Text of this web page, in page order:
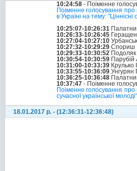
10:24:58 - Поіменне
Поіменне голосування
в Україні на тему:
10:25:07-10:26:31
10:26:33-10:26:45
10:27:04-10:27:10
10:27:32-10:29:29 Спориш
10:29:33-10:30:52 Подоляк
10:30:54-10:30:59
10:31:00-10:33:39 Крулько
10:33:55-10:36:09 Унгурян
10:36:25-10:36:48
10:37:47 - Поіменне
Поіменне голосування про
сучасної української
18.01.2017 р. - (12:36:31-12:36:48)